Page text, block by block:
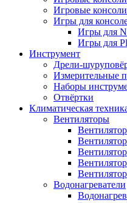
Игровые
Игры для
Игры для
Игры для
Инструмент
Дрели-
Измерительные
Наборы
Отвёртки
Климатическая
Вентиляторы
Водонагреватели